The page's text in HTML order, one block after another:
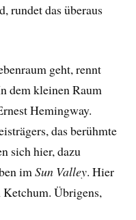
rundet das überaus
geht, rennt
dem kleinen Raum
Hemingway.
das berühmte
sich hier, dazu
imSun Valley. Hier
Ketchum. Übrigens,